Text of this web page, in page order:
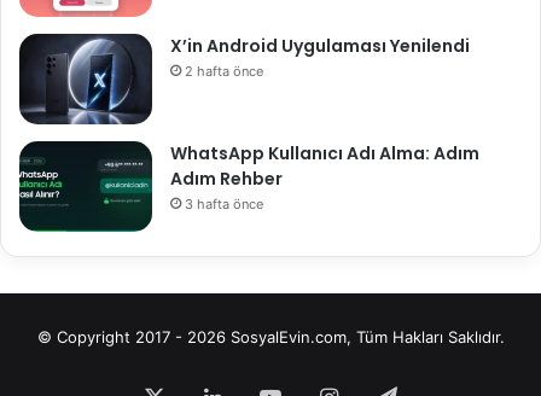
X’in Android Uygulaması Yenilendi
2 hafta önce
WhatsApp Kullanıcı Adı Alma: Adım
Adım Rehber
3 hafta önce
© Copyright 2017 - 2026 SosyalEvin.com, Tüm Hakları Saklıdır.